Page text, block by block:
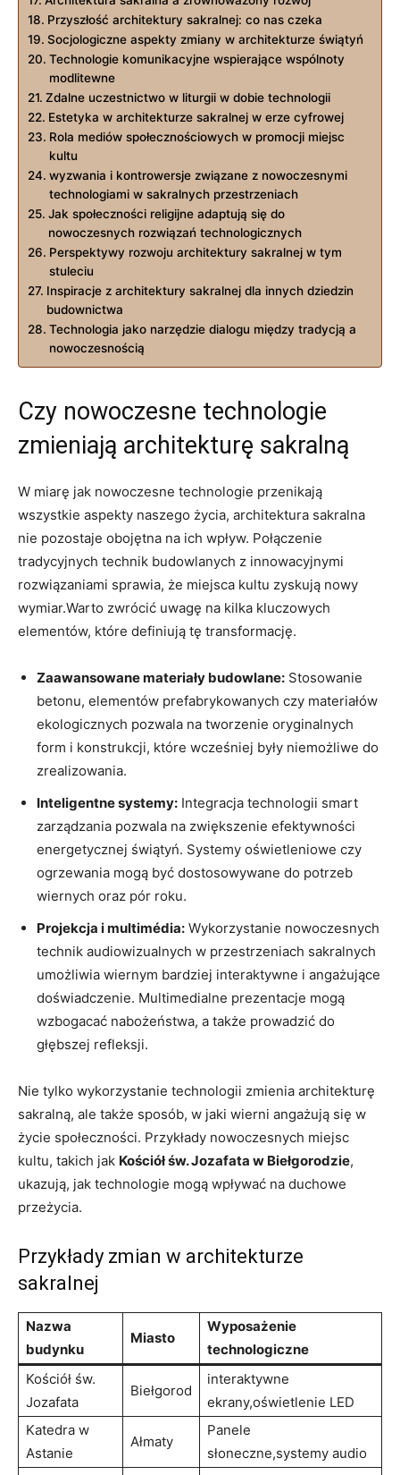
Przyszłość architektury sakralnej: co⁣ nas czeka
Socjologiczne ‍aspekty zmiany w architekturze świątyń
Technologie komunikacyjne wspierające wspólnoty
modlitewne
Zdalne uczestnictwo w liturgii w⁢ dobie technologii
Estetyka w ⁣architekturze sakralnej w erze cyfrowej
Rola mediów‍ społecznościowych w promocji miejsc
kultu
wyzwania i kontrowersje związane z nowoczesnymi
technologiami w sakralnych przestrzeniach
Jak społeczności‌ religijne ​adaptują ⁢się do
⁢nowoczesnych rozwiązań technologicznych
Perspektywy⁢ rozwoju architektury sakralnej ⁢w tym
stuleciu
Inspiracje ‌z ‍architektury sakralnej dla innych dziedzin
budownictwa
Technologia jako narzędzie dialogu między tradycją a
nowoczesnością
Czy nowoczesne technologie
zmieniają architekturę⁤ sakralną
W miarę jak nowoczesne technologie przenikają
wszystkie aspekty naszego życia, architektura sakralna ​
nie pozostaje obojętna na ich wpływ. Połączenie
tradycyjnych technik budowlanych z innowacyjnymi
rozwiązaniami ⁢sprawia, że miejsca kultu ⁤zyskują‌ nowy
wymiar.Warto zwrócić uwagę na⁤ kilka kluczowych
elementów, które definiują tę ⁤transformację.
Zaawansowane materiały budowlane: Stosowanie
betonu, elementów prefabrykowanych czy materiałów
ekologicznych pozwala ⁢na tworzenie ⁢oryginalnych
form i konstrukcji, które ​wcześniej⁣ były ⁢niemożliwe do
zrealizowania.
Inteligentne‍ systemy: Integracja technologii ⁤smart
zarządzania ⁢pozwala na zwiększenie efektywności
energetycznej świątyń. Systemy oświetleniowe czy
ogrzewania mogą być dostosowywane do potrzeb
wiernych oraz ⁤pór roku.
Projekcja i multimédia: Wykorzystanie nowoczesnych⁢
technik ⁢audiowizualnych w przestrzeniach sakralnych
umożliwia wiernym bardziej interaktywne i angażujące
⁢doświadczenie. Multimedialne ‌prezentacje mogą
wzbogacać nabożeństwa, a także⁢ prowadzić do
głębszej ‍refleksji.
Nie ⁢tylko​ wykorzystanie technologii zmienia architekturę⁤
sakralną, ale także sposób, w jaki wierni angażują się w‌
życie ‍społeczności. Przykłady nowoczesnych miejsc
kultu, takich jak Kościół św.⁤ Jozafata ⁤w Biełgorodzie,
⁣ukazują, jak technologie mogą wpływać na duchowe
przeżycia.
Przykłady zmian w architekturze
sakralnej
Nazwa
budynku
Miasto
Wyposażenie
technologiczne
Kościół św.
Jozafata
Biełgorod
interaktywne
ekrany,oświetlenie ⁣LED
Katedra w
Astanie
Ałmaty
Panele
słoneczne,systemy audio